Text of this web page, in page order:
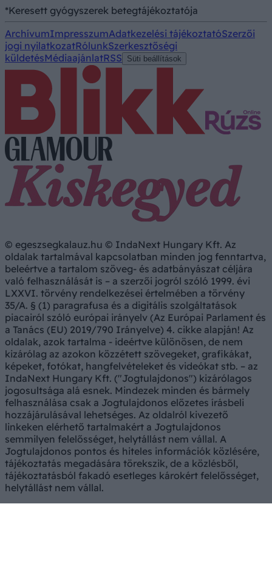
*Keresett gyógyszerek betegtájékoztatója
ArchívumImpresszumAdatkezelési tájékoztatóSzerzői
jogi nyilatkozatRólunkSzerkesztőségi
küldetésMédiaajánlatRSS Süti beállítások
© egeszsegkalauz.hu © IndaNext Hungary Kft. Az
oldalak tartalmával kapcsolatban minden jog fenntartva,
beleértve a tartalom szöveg- és adatbányászat céljára
való felhasználását is – a szerzői jogról szóló 1999. évi
LXXVI. törvény rendelkezései értelmében a törvény
35/A. § (1) paragrafusa és a digitális szolgáltatások
piacairól szóló európai irányelv (Az Európai Parlament és
a Tanács (EU) 2019/790 Irányelve) 4. cikke alapján! Az
oldalak, azok tartalma - ideértve különösen, de nem
kizárólag az azokon közzétett szövegeket, grafikákat,
képeket, fotókat, hangfelvételeket és videókat stb. – az
IndaNext Hungary Kft. ("Jogtulajdonos") kizárólagos
jogosultsága alá esnek. Mindezek minden és bármely
felhasználása csak a Jogtulajdonos előzetes írásbeli
hozzájárulásával lehetséges. Az oldalról kivezető
linkeken elérhető tartalmakért a Jogtulajdonos
semmilyen felelősséget, helytállást nem vállal. A
Jogtulajdonos pontos és hiteles információk közlésére,
tájékoztatás megadására törekszik, de a közlésből,
tájékoztatásból fakadó esetleges károkért felelősséget,
helytállást nem vállal.